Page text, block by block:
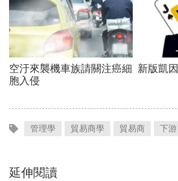
管理學 貿易商學 貿易商 下游
延伸閱讀